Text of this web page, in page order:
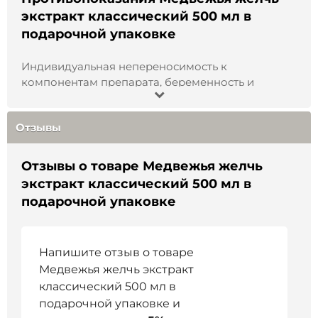
родных, коллег или деловых партнёров. Это
выбор тех, кто заботится о здоровье и ценит
силу природы.
Купить настойку медвежьей желчи в
подарочной упаковке вы можете в нашем
интернет-магазине с гарантией качества и
быстрой доставкой по всей России.
Натуральный состав и сила сибирской природы
в каждой бутылке.
экстракт классический 500 мл в
подарочной упаковке
Индивидуальная непереносимость к
компонентам препарата, беременность и
период лактации, возраст до 18 лет.
Отзывы
Отзывы о товаре Медвежья желчь
экстракт классический 500 мл в
подарочной упаковке
Напишите отзыв о товаре
Медвежья желчь экстракт
классический 500 мл в
подарочной упаковке и